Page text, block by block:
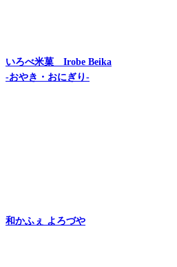
いろべ米菓 Irobe Beika
-おやき・おにぎり-
和かふぇ よろづや